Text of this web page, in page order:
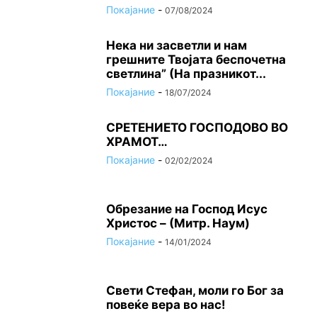
Покајание - 07/08/2024
Нека ни засветли и нам
грешните Твојата беспочетна
светлина” (На празникот...
Покајание - 18/07/2024
СРЕТЕНИЕТО ГОСПОДОВО ВО
ХРАМОТ…
Покајание - 02/02/2024
Oбрезание на Господ Исус
Христос – (Митр. Наум)
Покајание - 14/01/2024
Свети Стефан, моли го Бог за
повеќе вера во нас!